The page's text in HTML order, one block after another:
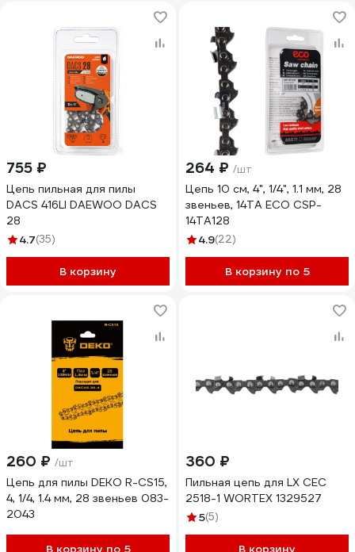
755 ₽
Цепь пильная для пилы
DACS 416LI DAEWOO DACS
28
4.7(35)
В корзину
264 ₽ /шт
Цепь 10 см, 4", 1/4", 1.1 мм, 28
звеньев, 14TA ECO CSP-
14TA128
4.9(22)
В корзину по 5
260 ₽ /шт
Цепь для пилы DEKO R-CS15,
4, 1/4, 1.4 мм, 28 звеньев 083-
2043
В корзину по 5
360 ₽
Пильная цепь для LX CEC
2518-1 WORTEX 1329527
5(5)
В корзину